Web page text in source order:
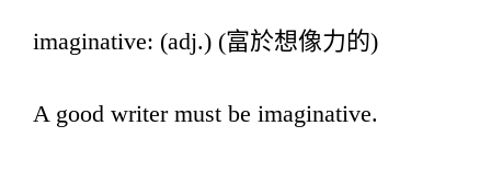
imaginative: (adj.) (富於想像力的)
A good writer must be imaginative.